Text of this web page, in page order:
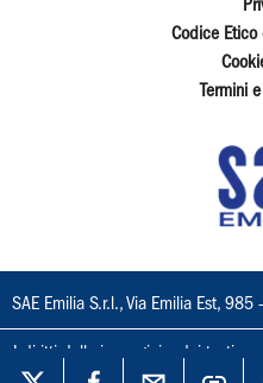
Codice
Termini
SAE Emilia S.r.l., Via Emilia Est,
I diritti delle immagini e dei testi